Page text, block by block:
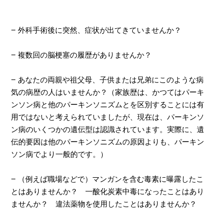
–外科手術後に突然、症状が出てきていませんか？
–複数回の脳梗塞の履歴がありませんか？
– あなたの両親や祖父母、子供または兄弟にこのような病
気の病歴の人はいませんか？（家族歴は、かつてはパーキ
ンソン病と他のパーキンソニズムとを区別することには有
用ではないと考えられていましたが、現在は、パーキンソ
ン病のいくつかの遺伝型は認識されています。実際に、遺
伝的要因は他のパーキンソニズムの原因よりも、パーキン
ソン病でより一般的です。）
–
（例えば職場などで）マンガンを含む毒素に曝露したこ
とはありませんか？ 一酸化炭素中毒になったことはあり
ませんか？ 違法薬物を使用したことはありませんか？